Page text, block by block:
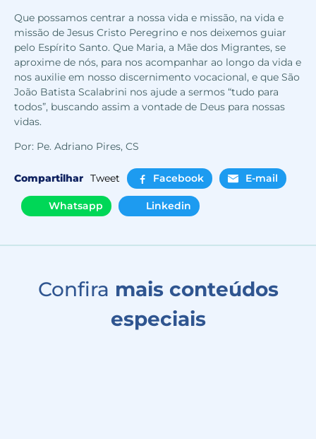
Que possamos centrar a nossa vida e missão, na vida e
missão de Jesus Cristo Peregrino e nos deixemos guiar
pelo Espírito Santo. Que Maria, a Mãe dos Migrantes, se
aproxime de nós, para nos acompanhar ao longo da vida e
nos auxilie em nosso discernimento vocacional, e que São
João Batista Scalabrini nos ajude a sermos “tudo para
todos”, buscando assim a vontade de Deus para nossas
vidas.
Por: Pe. Adriano Pires, CS
Compartilhar Tweet Facebook E-mail
Whatsapp Linkedin
Confira mais conteúdos
especiais